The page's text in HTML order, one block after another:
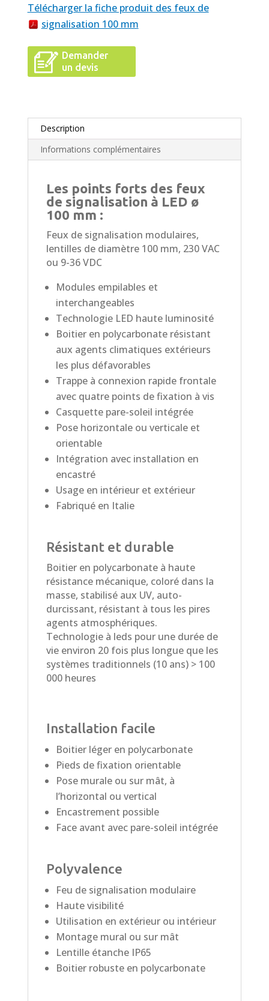
Télécharger la fiche produit des feux de
signalisation 100 mm
Demander
un devis
Description
Informations complémentaires
Les points forts des feux
de signalisation à LED ø
100 mm :
Feux de signalisation modulaires,
lentilles de diamètre 100 mm, 230 VAC
ou 9-36 VDC
Modules empilables et
interchangeables
Technologie LED haute luminosité
Boitier en polycarbonate résistant
aux agents climatiques extérieurs
les plus défavorables
Trappe à connexion rapide frontale
avec quatre points de fixation à vis
Casquette pare-soleil intégrée
Pose horizontale ou verticale et
orientable
Intégration avec installation en
encastré
Usage en intérieur et extérieur
Fabriqué en Italie
Résistant et durable
Boitier en polycarbonate à haute
résistance mécanique, coloré dans la
masse, stabilisé aux UV, auto-
durcissant, résistant à tous les pires
agents atmosphériques.
Technologie à leds pour une durée de
vie environ 20 fois plus longue que les
systèmes traditionnels (10 ans) > 100
000 heures
Installation facile
Boitier léger en polycarbonate
Pieds de fixation orientable
Pose murale ou sur mât, à
l’horizontal ou vertical
Encastrement possible
Face avant avec pare-soleil intégrée
Polyvalence
Feu de signalisation modulaire
Haute visibilité
Utilisation en extérieur ou intérieur
Montage mural ou sur mât
Lentille étanche IP65
Boitier robuste en polycarbonate